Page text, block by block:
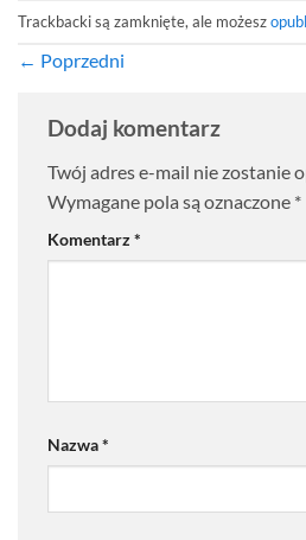
Trackbacki są zamknięte, ale możesz
← Poprzedni
Dodaj komentarz
Twój adres e-mail nie zostanie
Wymagane pola są oznaczone *
Komentarz*
Nazwa*